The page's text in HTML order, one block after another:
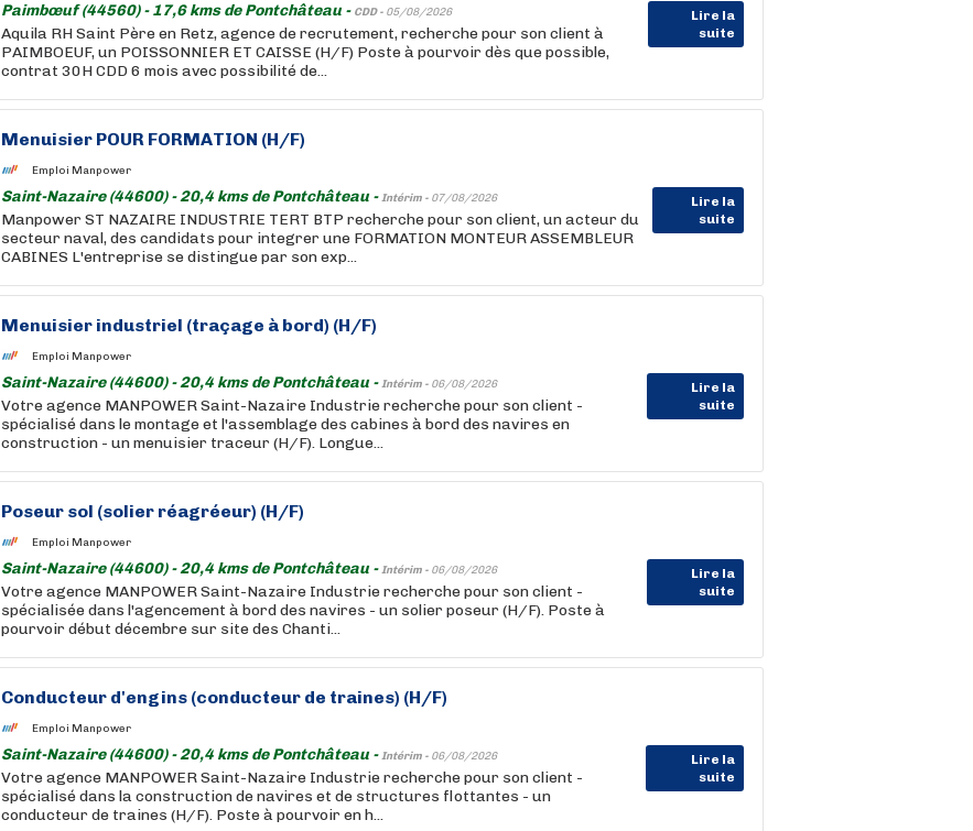
Paimbœuf (44560) - 17,6 kms de Pontchâteau - CDD - 05/08/2026
Lire la
suite
Aquila RH Saint Père en Retz, agence de recrutement, recherche pour son client à
PAIMBOEUF, un POISSONNIER ET CAISSE (H/F) Poste à pourvoir dès que possible,
contrat 30H CDD 6 mois avec possibilité de...
Menuisier POUR FORMATION (H/F)
Emploi Manpower
Saint-Nazaire (44600) - 20,4 kms de Pontchâteau -Intérim - 07/08/2026
Lire la
suite
Manpower ST NAZAIRE INDUSTRIE TERT BTP recherche pour son client, un acteur du
secteur naval, des candidats pour integrer une FORMATION MONTEUR ASSEMBLEUR
CABINES L'entreprise se distingue par son exp...
Menuisier industriel (traçage à bord) (H/F)
Emploi Manpower
Saint-Nazaire (44600) - 20,4 kms de Pontchâteau -Intérim - 06/08/2026
Lire la
suite
Votre agence MANPOWER Saint-Nazaire Industrie recherche pour son client -
spécialisé dans le montage et l'assemblage des cabines à bord des navires en
construction - un menuisier traceur (H/F). Longue...
Poseur sol (solier réagréeur) (H/F)
Emploi Manpower
Saint-Nazaire (44600) - 20,4 kms de Pontchâteau -Intérim - 06/08/2026
Lire la
suite
Votre agence MANPOWER Saint-Nazaire Industrie recherche pour son client -
spécialisée dans l'agencement à bord des navires - un solier poseur (H/F). Poste à
pourvoir début décembre sur site des Chanti...
Conducteur d'engins (conducteur de traines) (H/F)
Emploi Manpower
Saint-Nazaire (44600) - 20,4 kms de Pontchâteau -Intérim - 06/08/2026
Lire la
suite
Votre agence MANPOWER Saint-Nazaire Industrie recherche pour son client -
spécialisé dans la construction de navires et de structures flottantes - un
conducteur de traines (H/F). Poste à pourvoir en h...